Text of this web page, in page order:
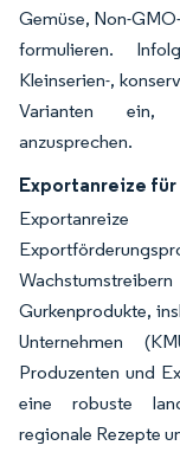
Gemüse, Non-
formulieren.
Kleinserien-,
Varianten ein,
anzusprechen.
Exportanreize für
Gurkenprodukte,
Unternehmen
Produzenten und
eine robuste
regionale Rezepte